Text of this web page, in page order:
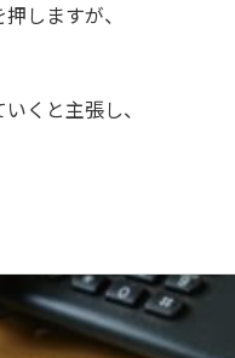
しますが、
くと主張し、